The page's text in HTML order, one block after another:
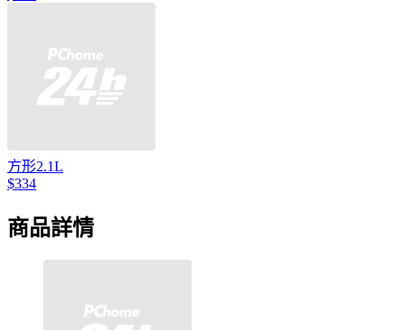
方形2.1L
$334
商品詳情